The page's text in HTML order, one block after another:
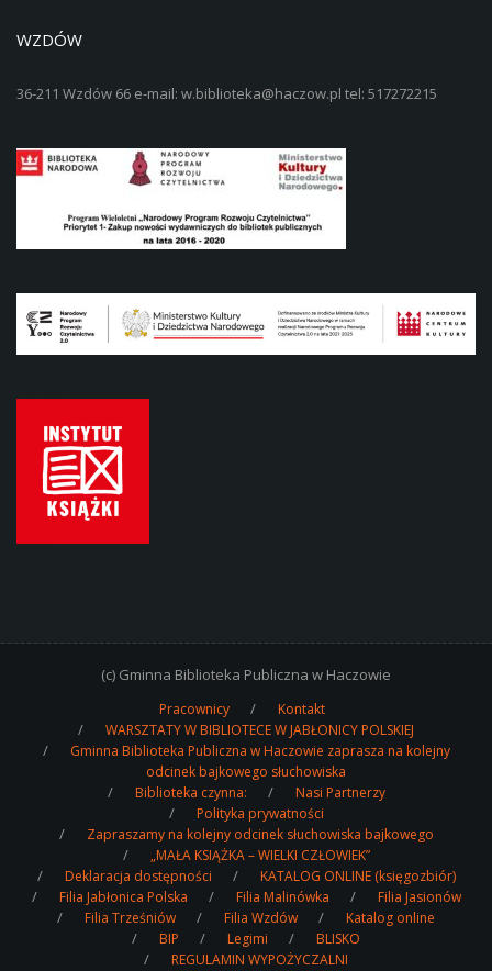
WZDÓW
36-211 Wzdów 66 e-mail: w.biblioteka@haczow.pl tel: 517272215
(c) Gminna Biblioteka Publiczna w Haczowie
Pracownicy
Kontakt
WARSZTATY W BIBLIOTECE W JABŁONICY POLSKIEJ
Gminna Biblioteka Publiczna w Haczowie zaprasza na kolejny
odcinek bajkowego słuchowiska
Biblioteka czynna:
Nasi Partnerzy
Polityka prywatności
Zapraszamy na kolejny odcinek słuchowiska bajkowego
„MAŁA KSIĄŻKA – WIELKI CZŁOWIEK”
Deklaracja dostępności
KATALOG ONLINE (księgozbiór)
Filia Jabłonica Polska
Filia Malinówka
Filia Jasionów
Filia Trześniów
Filia Wzdów
Katalog online
BIP
Legimi
BLISKO
REGULAMIN WYPOŻYCZALNI